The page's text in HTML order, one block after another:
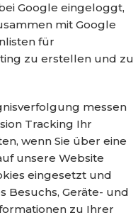
Google eingeloggt,
mit Google
für
zu erstellen und zu
messen
Tracking Ihr
wenn Sie über eine
unsere Website
eingesetzt und
Besuchs, Geräte- und
zu Ihrer